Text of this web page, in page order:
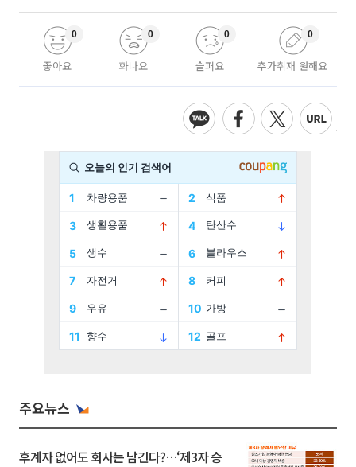
좋아요
0
화나요
0
슬퍼요
0
추가취재 원해요
0
주요뉴스
후계자 없어도 회사는 남긴다?…‘제3자 승